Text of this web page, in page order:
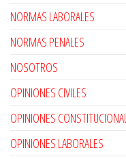
NORMAS LABORALES
NORMAS PENALES
NOSOTROS
OPINIONES CIVILES
OPINIONES CONSTITUCIONAL
OPINIONES LABORALES